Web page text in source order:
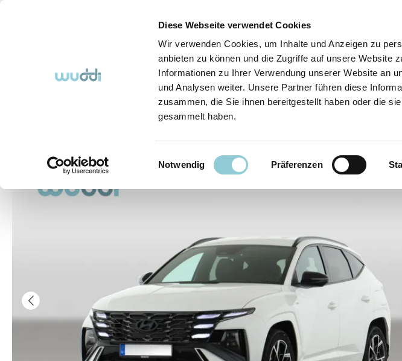
Diese Webseite verwendet Cookies
Wir verwenden Cookies, um Inhalte und Anzeigen zu
anbieten zu können und die Zugriffe auf unsere Website
Informationen zu Ihrer Verwendung unserer Website an
und Analysen weiter. Unsere Partner führen diese
zusammen, die Sie ihnen bereitgestellt haben oder die
gesammelt haben.
Einwilligungsauswahl
Notwendig Präferenzen
Abo-Fahrzeuge So funktioniert's (FAQ) Über Uns Kontakt
Bildergalerie überspringen